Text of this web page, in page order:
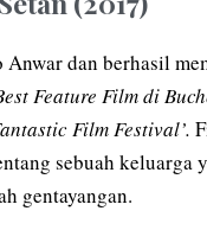
Anwar dan berhasil
Feature Film di
Film Festival’.
sebuah keluarga
gentayangan.